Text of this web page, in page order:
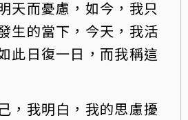
天而憂慮，如今，我只
生的當下，今天，我活
此日復一日，而我稱這
，我明白，我的思慮擾